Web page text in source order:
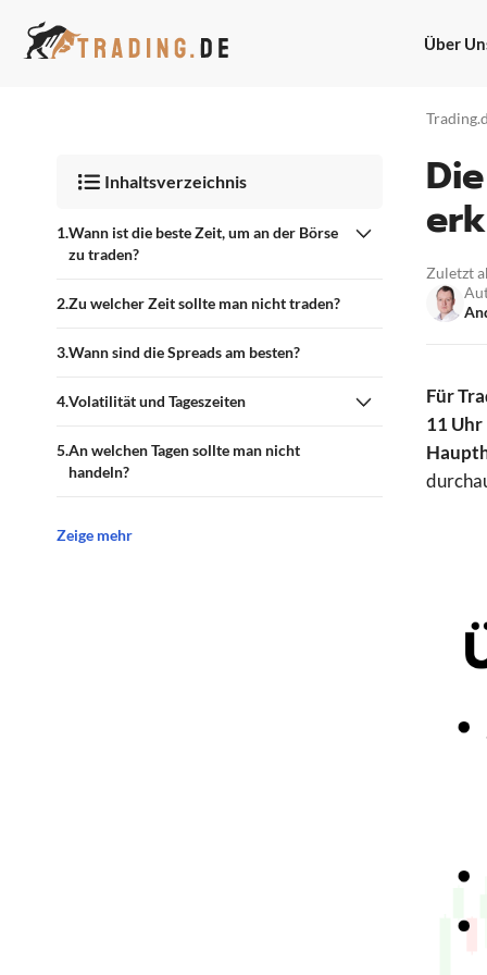
Inhalt
Über
Zuletzt
Für
11 Uhr
Inhaltsverzeichnis
Wann ist die beste Zeit, um an der Börse
zu traden?
Zu welcher Zeit sollte man nicht traden?
Wann sind die Spreads am besten?
Volatilität und Tageszeiten
An welchen Tagen sollte man nicht
handeln?
Zeige mehr